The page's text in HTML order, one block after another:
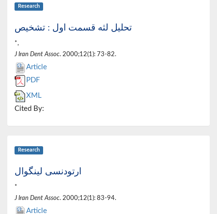
Research
تحلیل لثه قسمت اول : تشخیص
*,
J Iran Dent Assoc. 2000;12(1): 73-82.
Article
PDF
XML
Cited By:
Research
ارتودنسی لینگوال
*
J Iran Dent Assoc. 2000;12(1): 83-94.
Article